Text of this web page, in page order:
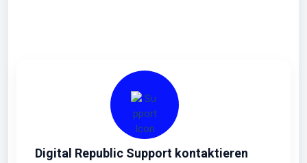
Digital Republic Support kontaktieren